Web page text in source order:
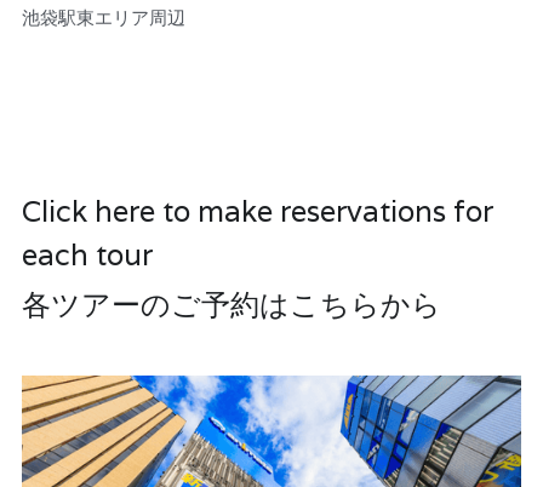
池袋駅東エリア周辺
Click here to make reservations for
each tour
各ツアーのご予約はこちらから